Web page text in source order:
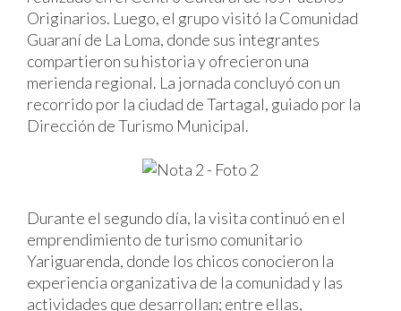
Originarios. Luego, el grupo visitó la Comunidad
Guaraní de La Loma, donde sus integrantes
compartieron su historia y ofrecieron una
merienda regional. La jornada concluyó con un
recorrido por la ciudad de Tartagal, guiado por la
Dirección de Turismo Municipal.
Durante el segundo día, la visita continuó en el
emprendimiento de turismo comunitario
Yariguarenda, donde los chicos conocieron la
experiencia organizativa de la comunidad y las
actividades que desarrollan; entre ellas,